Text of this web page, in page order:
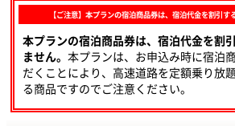
【ご注意】本プランの宿泊商品券は、宿泊代金を割引す
本プランの宿泊商品券は、宿泊代金を割
ません。 本プランは、お申込み時に宿泊
だくことにより、高速道路を定額乗り放
る商品ですのでご注意ください。